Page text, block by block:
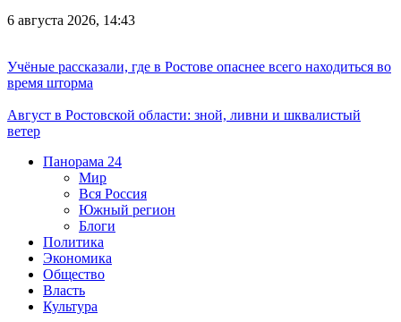
6 августа 2026, 14:43
Учёные рассказали, где в Ростове опаснее всего находиться во
время шторма
Август в Ростовской области: зной, ливни и шквалистый
ветер
Панорама 24
Мир
Вся Россия
Южный регион
Блоги
Политика
Экономика
Общество
Власть
Культура